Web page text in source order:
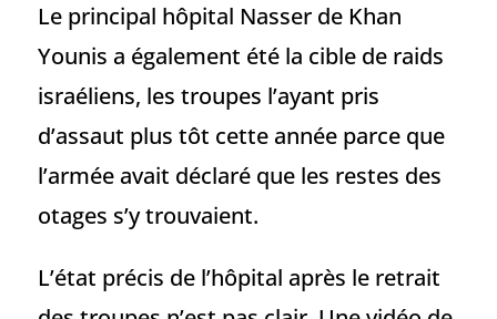
Le principal hôpital Nasser de Khan
Younis a également été la cible de raids
israéliens, les troupes l’ayant pris
d’assaut plus tôt cette année parce que
l’armée avait déclaré que les restes des
otages s’y trouvaient.
L’état précis de l’hôpital après le retrait